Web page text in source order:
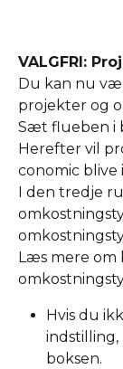
VALGFRI:
Du kan nu
projekter og
Sæt flueben i
Herefter vil
conomic blive
I den tredje
Læs mere
Hvis du
boksen.